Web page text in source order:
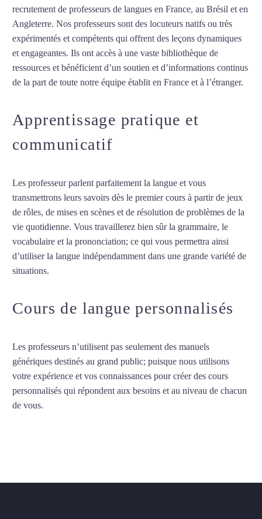
recrutement de professeurs de langues en France, au Brésil et en
Angleterre. Nos professeurs sont des locuteurs natifs ou très
expérimentés et compétents qui offrent des leçons dynamiques
et engageantes. Ils ont accès à une vaste bibliothèque de
ressources et bénéficient d’un soutien et d’informations continus
de la part de toute notre équipe établit en France et à l’étranger.
Apprentissage pratique et
communicatif
Les professeur parlent parfaitement la langue et vous
transmettrons leurs savoirs dès le premier cours à partir de jeux
de rôles, de mises en scènes et de résolution de problèmes de la
vie quotidienne. Vous travaillerez bien sûr la grammaire, le
vocabulaire et la prononciation; ce qui vous permettra ainsi
d’utiliser la langue indépendamment dans une grande variété de
situations.
Cours de langue personnalisés
Les professeurs n’utilisent pas seulement des manuels
génériques destinés au grand public; puisque nous utilisons
votre expérience et vos connaissances pour créer des cours
personnalisés qui répondent aux besoins et au niveau de chacun
de vous.